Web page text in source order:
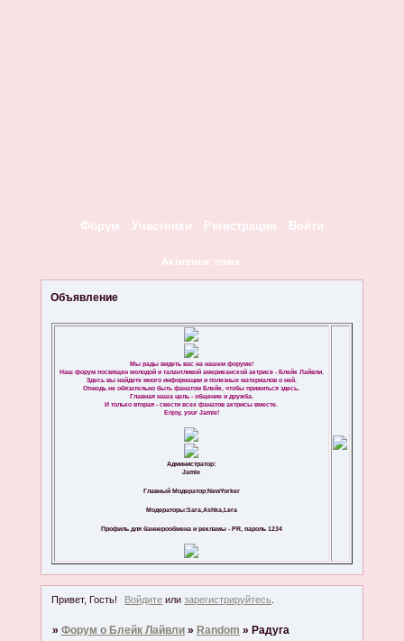
Форум Участники Регистрация Войти
Активные темы
Объявление
Мы рады видеть вас на нашем форуме!
Наш форум посвящен молодой и талантливой американской актрисе - Блейк Лайвли.
Здесь вы найдете много информации и полезных материалов о ней.
Отнюдь не обязательно быть фанатом Блейк, чтобы прижиться здесь.
Главная наша цель - общение и дружба.
И только вторая - свести всех фанатов актрисы вместе.
Enjoy, your Jamie!
Администратор:
Jamie
Главный Модератор:NewYorker
Модераторы:Sara,Ashka,Lera
Профиль для баннерообмена и рекламы - PR, пароль 1234
Привет, Гость! Войдите илизарегистрируйтесь
» Форум о Блейк Лайвли » Random » Радуга